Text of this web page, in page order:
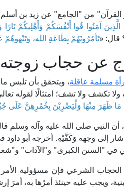
من "الجامع" عن زيد بن
الَّذِينَ آمَنُوا قُوا أَنْفُسَكُمْ وَأَهْلِيكُمْ
قال: «تَأمُرُونَهُمْ بِطَاعَةِ الله،
عن حجاب زوجته
مسلمة عاقلة، ويتحقق بأن تلبس
تكشف ولا تشف؛ امتثالًا لقوله
مَا ظَهَرَ مِنْهَا وَلْيَضْرِبْنَ بِخُمُرِهِنَّ عَلَى
، أن النبي صلى الله عليه وآله وسلم
إلى وجهه وَكَفَّيْهِ. أخرجه أبو
في "السنن الكبرى" و"الآداب"
الشرعي فإن مسؤولية
ويجب عليه حينئذ أمرُها به، أمرَ